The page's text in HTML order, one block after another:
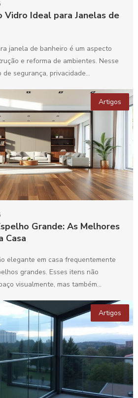
Vidro Ideal para Janelas de
janela de banheiro é um aspecto
e reforma de ambientes. Nesse
de segurança, privacidade...
Artigos
Grande: As Melhores
Casa
elegante em casa frequentemente
grandes. Esses itens não
visualmente, mas também
Artigos